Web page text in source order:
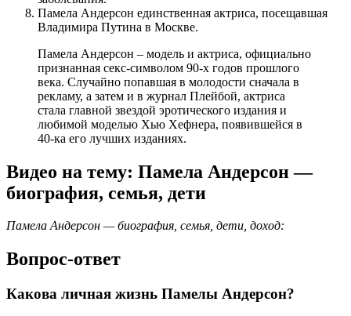
Памела Андерсон единственная актриса, посещавшая
Владимира Путина в Москве.
Памела Андерсон – модель и актриса, официально
признанная секс-символом 90-х годов прошлого
века. Случайно попавшая в молодости сначала в
рекламу, а затем и в журнал Плейбой, актриса
стала главной звездой эротического издания и
любимой моделью Хью Хефнера, появившейся в
40-ка его лучших изданиях.
Видео на тему: Памела Андерсон —
биография, семья, дети
Памела Андерсон — биография, семья, дети, доход:
Вопрос-ответ
Какова личная жизнь Памелы Андерсон?